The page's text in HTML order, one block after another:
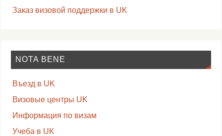
Заказ визовой поддержки в UK
NOTA BENE
Въезд в UK
Визовые центры UK
Информация по визам
Учеба в UK